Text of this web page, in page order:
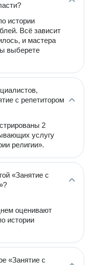
истории
Всё зависит
и мастера
выберете
с репетитором
2
услугу
религии».
«Занятие с
оценивают
истории
«Занятие с